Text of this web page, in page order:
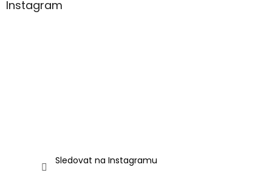
Instagram
Sledovat na Instagramu